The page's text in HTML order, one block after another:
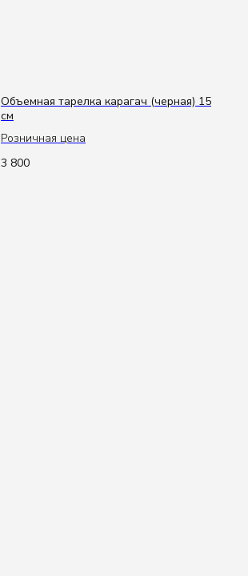
Объемная тарелка карагач (черная) 15
см
Розничная цена
3 800